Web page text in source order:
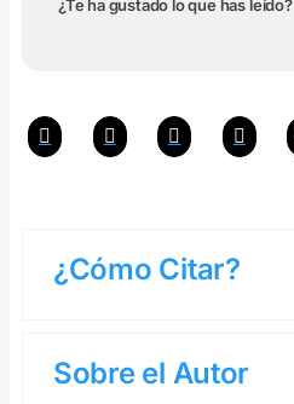
¿Te ha gustado lo que has leído?
¿Cómo Citar?
Sobre el Autor